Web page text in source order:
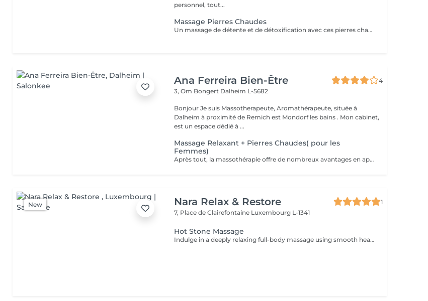
personnel, tout...
Massage Pierres Chaudes
Un massage de détente et de détoxification avec ces pierres chaudes de basalte qui vont détendre vos muscles et vous donneront une sensation de bien-être. Eviter de le faire en été car sensation de chaleur assez intense.
Ana Ferreira Bien-Être
4
3, Om Bongert Dalheim L-5682
Bonjour Je suis Massotherapeute, Aromathérapeute, située à
Dalheim à proximité de Remich est Mondorf les bains . Mon cabinet,
est un espace dédié à ...
Massage Relaxant + Pierres Chaudes( pour les
Femmes)
Après tout, la massothérapie offre de nombreux avantages en appuyant sur les tissus mous du corps. Il stimule la circulation sanguine, la mobilité et l'élasticité. -Soulagement des maux de tête. -Diminution de la fatigue. -Stimulation et équilibre du système intestinal. -Élimination des toxines et des déchets métaboliques. -Diminution de l'insomnie. -Contrôle du stress. -Diminution de l'anxiété. -Soulagement de la tension et des douleurs musculaires.
New Nara Relax & Restore
1
7, Place de Clairefontaine Luxembourg L-1341
Hot Stone Massage
Indulge in a deeply relaxing full-body massage using smooth heated volcanic stones and warm natural oils. The comforting heat helps release muscle tension, improve circulation, ease stress, and create a profound sense of relaxation and well-being.